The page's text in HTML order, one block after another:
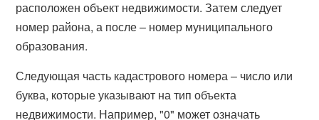
расположен объект недвижимости. Затем следует
номер района, а после – номер муниципального
образования.
Следующая часть кадастрового номера – число или
буква, которые указывают на тип объекта
недвижимости. Например, "0" может означать